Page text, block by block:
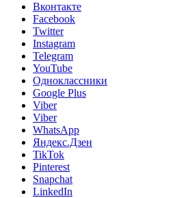
Вконтакте
Facebook
Twitter
Instagram
Telegram
YouTube
Одноклассники
Google Plus
Viber
Viber
WhatsApp
Яндекс.Дзен
TikTok
Pinterest
Snapchat
LinkedIn